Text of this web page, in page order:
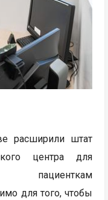
расширили штат
центра для
пациенткам
для того, чтобы